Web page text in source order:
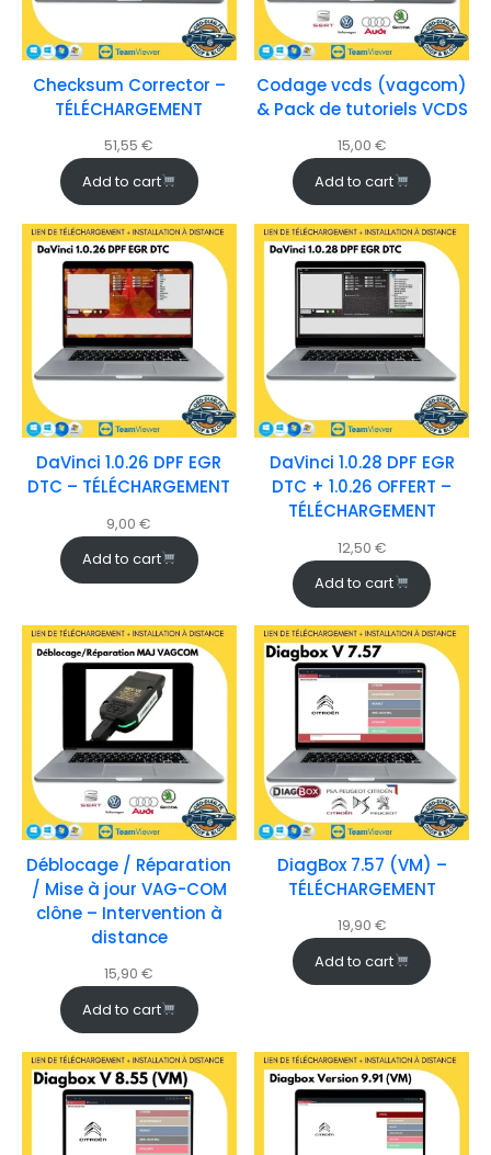
Checksum Corrector –
TÉLÉCHARGEMENT
51,55€
Add to cart
Codage vcds (vagcom)
& Pack de tutoriels VCDS
15,00 €
Add to cart
DaVinci 1.0.26 DPF EGR
DTC – TÉLÉCHARGEMENT
9,00€
Add to cart
DaVinci 1.0.28 DPF EGR
DTC + 1.0.26 OFFERT –
TÉLÉCHARGEMENT
12,50 €
Add to cart
Déblocage / Réparation
/ Mise à jour VAG-COM
clône – Intervention à
distance
15,90€
Add to cart
DiagBox 7.57 (VM) –
TÉLÉCHARGEMENT
19,90 €
Add to cart